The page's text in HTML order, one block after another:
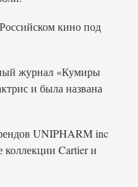
кино под
журнал «Кумиры
и была названа
UNIPHARM inc
Cartier и